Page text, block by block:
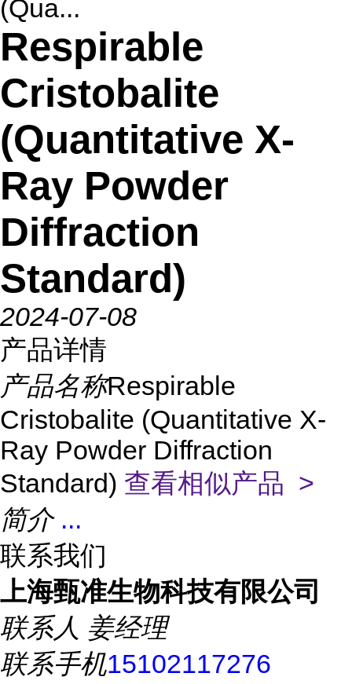
(Qua...
Respirable
Cristobalite
(Quantitative X-
Ray Powder
Diffraction
Standard)
2024-07-08
产品详情
产品名称Respirable
Cristobalite (Quantitative X-
Ray Powder Diffraction
Standard) 查看相似产品 >
简介 ...
联系我们
上海甄准生物科技有限公司
联系人 姜经理
联系手机15102117276